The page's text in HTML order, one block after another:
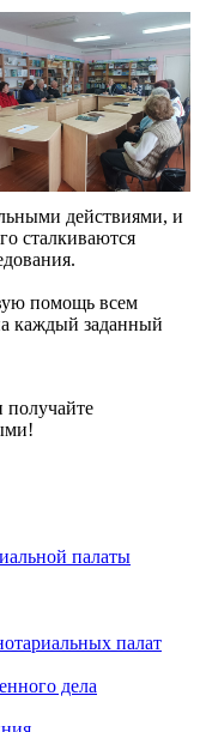
действиями, и
сталкиваются
помощь всем
каждый заданный
палаты
палат
дела